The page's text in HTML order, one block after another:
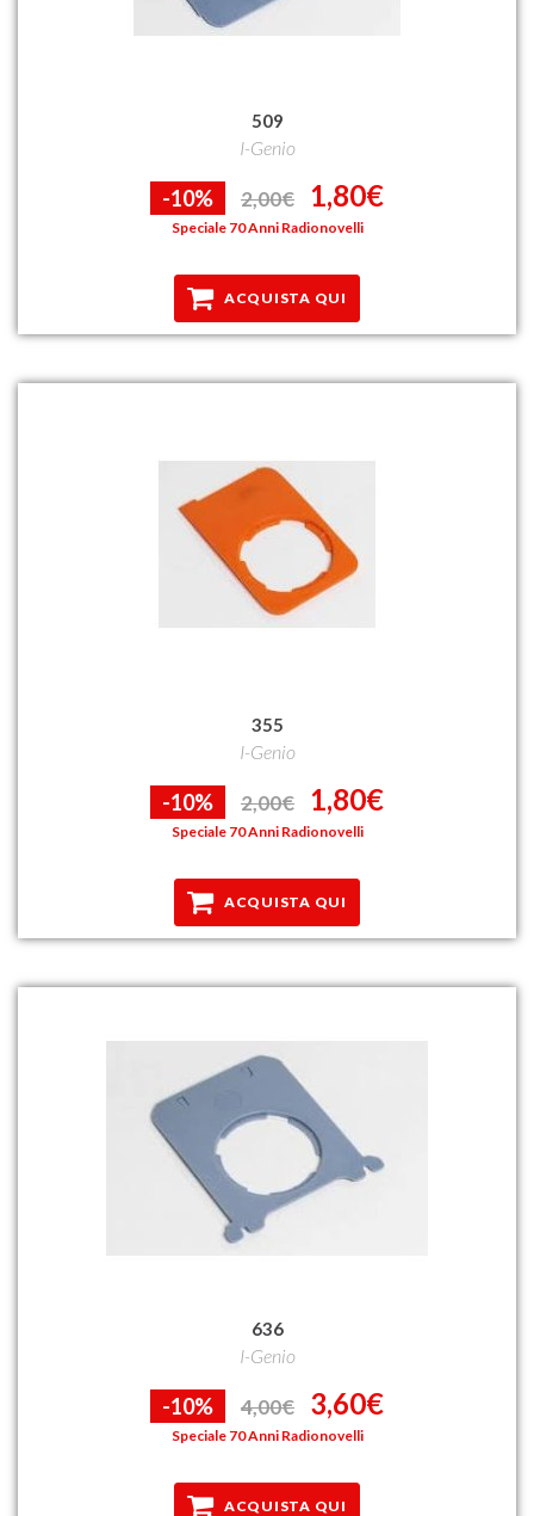
509
I-Genio
-10% 2,00€ 1,80€
Speciale 70 Anni Radionovelli
ACQUISTA QUI
355
I-Genio
-10% 2,00€ 1,80€
Speciale 70 Anni Radionovelli
ACQUISTA QUI
636
I-Genio
-10% 4,00€ 3,60€
Speciale 70 Anni Radionovelli
ACQUISTA QUI